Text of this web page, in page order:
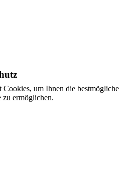
Cookies, um Ihnen die bestmögliche
zu ermöglichen.